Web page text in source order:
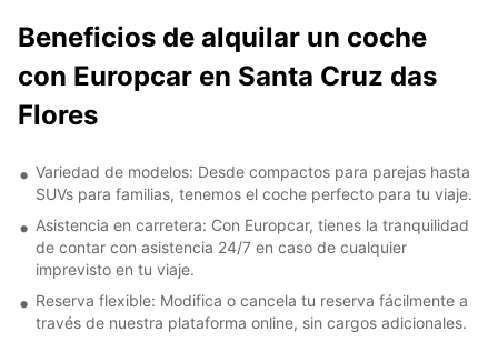
Beneficios de alquilar un coche
con Europcar en Santa Cruz das
Flores
Variedad de modelos: Desde compactos para parejas hasta
SUVs para familias, tenemos el coche perfecto para tu viaje.
Asistencia en carretera: Con Europcar, tienes la tranquilidad
de contar con asistencia 24/7 en caso de cualquier
imprevisto en tu viaje.
Reserva flexible: Modifica o cancela tu reserva fácilmente a
través de nuestra plataforma online, sin cargos adicionales.